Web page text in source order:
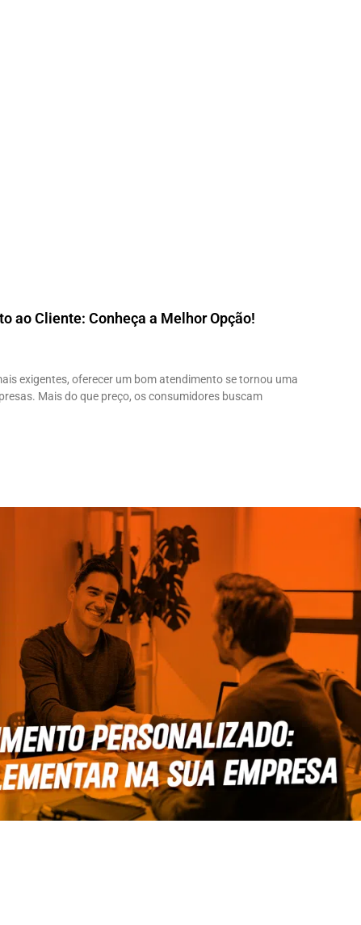
ao Cliente: Conheça a Melhor Opção!
exigentes, oferecer um bom atendimento se tornou uma
Mais do que preço, os consumidores buscam